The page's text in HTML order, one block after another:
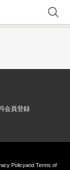
会員登録
Policyand Terms of